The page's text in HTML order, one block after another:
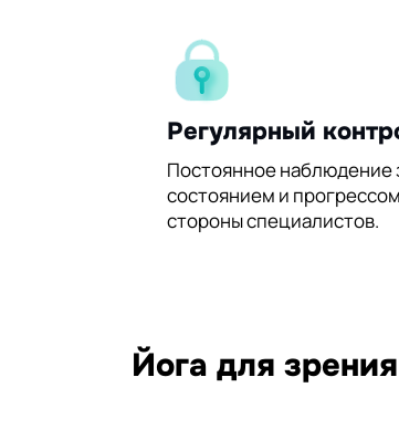
Регулярный
Постоянное наблюдение
состоянием и
стороны специалистов.
Йога для